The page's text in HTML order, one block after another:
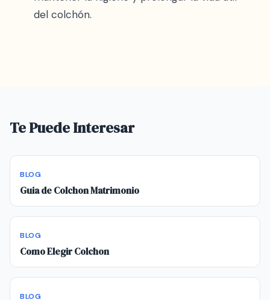
del colchón.
Te Puede Interesar
BLOG
Guia de Colchon Matrimonio
BLOG
Como Elegir Colchon
BLOG